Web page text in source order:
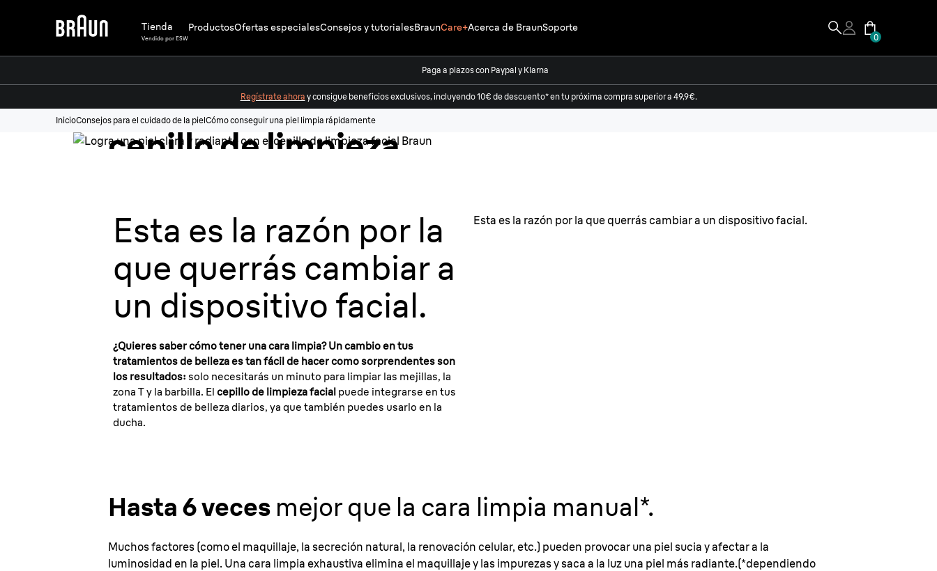
Tienda
Vendido por ESW
ProductosOfertas especialesConsejos y tutorialesBraunCare+Acerca de BraunSoporte
0
Paga a plazos con Paypal y Klarna
Regístrate ahora y consigue beneficios exclusivos, incluyendo 10€ de descuento* en tu próxima compra superior a 49,9€.
InicioConsejos para el cuidado de la pielCómo conseguir una piel limpia rápidamente
Logra una piel clara y
radiante con el
cepillo de limpieza
Esta es la razón por la
que querrás cambiar a
un dispositivo facial.
¿Quieres saber cómo tener una cara limpia? Un cambio en tus
tratamientos de belleza es tan fácil de hacer como sorprendentes son
los resultados: solo necesitarás un minuto para limpiar las mejillas, la
zona T y la barbilla. Elcepillo de limpieza facial puede integrarse en tus
tratamientos de belleza diarios, ya que también puedes usarlo en la
ducha.
Esta es la razón por la que querrás cambiar a un dispositivo facial.
Hasta 6 vecesmejor que la cara limpia manual*.
Muchos factores (como el maquillaje, la secreción natural, la renovación celular, etc.) pueden provocar una piel sucia y afectar a la
luminosidad en la piel. Una cara limpia exhaustiva elimina el maquillaje y las impurezas y saca a la luz una piel más radiante.(*dependiendo